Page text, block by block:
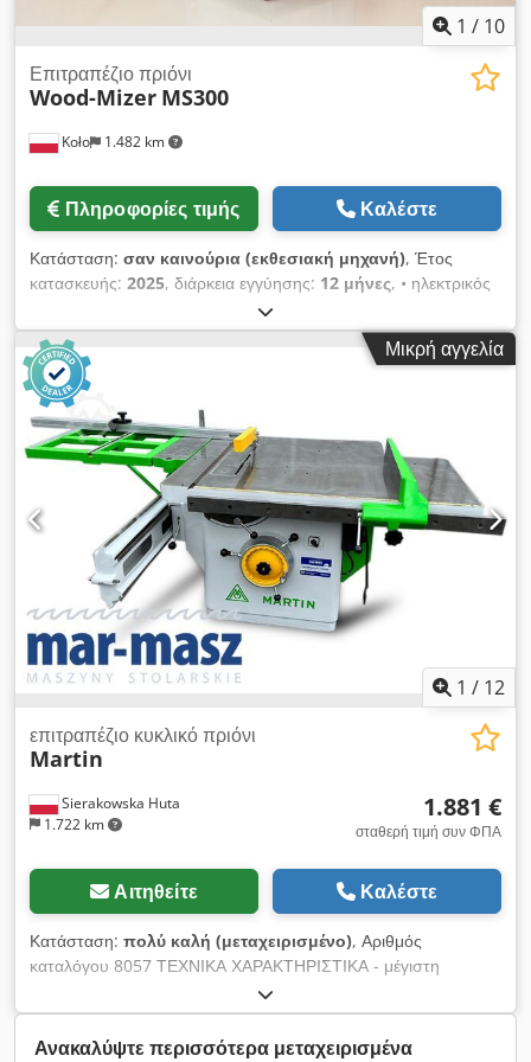
1 / 10
Koło 1.482 km
Επιτραπέζιο πριόνι
Wood-Mizer MS300
Πληροφορίες τιμής Καλέστε
Κατάσταση: σαν καινούρια (εκθεσιακή μηχανή), Έτος
κατασκευής: 2025, διάρκεια εγγύησης: 12 μήνες, • ηλεκτρικός
κινητήρας, ισχύος 3 kW • ύψος κοπής 103 mm • απόσταση
μεταξύ του δίσκου κοπής και του παράλληλου οδηγού: 800
mm • μήκος του κινούμενου τραπεζιού: 1100 mm • πλάτος
του κινούμενου τραπεζιού: 350 mm • μήκος του τραπεζιού
εργασίας: 900 mm Dedpfx Aozqz Dpocasck • συνολικό
πλάτος του τραπεζιού: 950 mm
Μικρή αγγελία
1 / 12
Sierakowska Huta
1.722 km
επιτραπέζιο κυκλικό πριόνι
Martin
1.881 €
σταθερή τιμή συν ΦΠΑ
Αιτηθείτε Καλέστε
Κατάσταση: πολύ καλή (μεταχειρισμένο), Αριθμός
καταλόγου 8057 ΤΕΧΝΙΚΑ ΧΑΡΑΚΤΗΡΙΣΤΙΚΑ - μέγιστη
διάμετρος δίσκου: 400 mm - διάμετρος οπής δίσκου: 30 mm -
μέγιστο ύψος κοπής: 120 mm - μπλοκάρισμα άξονα - κύριος
δίσκος, ρυθμιζόμενος προς τα πάνω/κάτω και υπό γωνία -
Ανακαλύψτε περισσότερα μεταχειρισμένα